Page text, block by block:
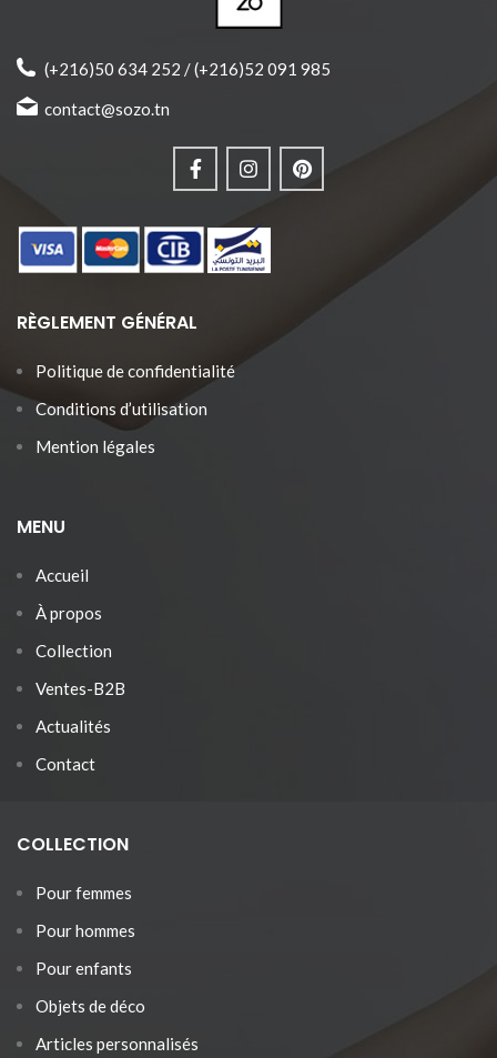
(+216)50 634 252 / (+216)52 091 985
contact@sozo.tn
RÈGLEMENT GÉNÉRAL
Politique de confidentialité
Conditions d’utilisation
Mention légales
MENU
Accueil
À propos
Collection
Ventes-B2B
Actualités
Contact
COLLECTION
Pour femmes
Pour hommes
Pour enfants
Objets de déco
Articles personnalisés